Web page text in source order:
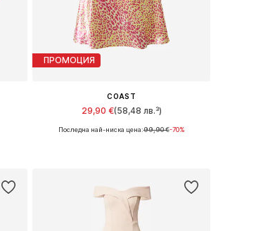
ПРОМОЦИЯ
COAST
29,90 €(58,48 лв.³)
Налични размери: 40, 42, 46
Последна най-ниска цена:99,90 €-70%